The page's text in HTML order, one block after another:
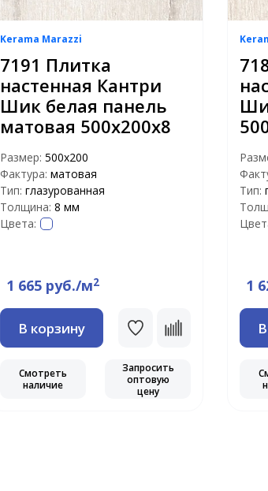
Kerama Marazzi
7191 Плитка
настенная Кантри
Шик белая панель
матовая 500х200х8
Размер: 500х200
Фактура: матовая
Тип: глазурованная
Толщина: 8 мм
Цвета:
1 665 руб./м2
В корзину
Смотреть
наличие
Запросить
оптовую
цену
Тип:
1